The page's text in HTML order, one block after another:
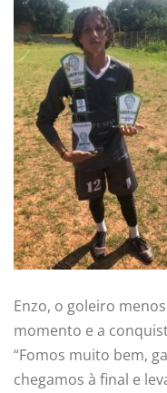
Enzo, o goleiro
momento e a
“Fomos muito bem,
chegamos à final e